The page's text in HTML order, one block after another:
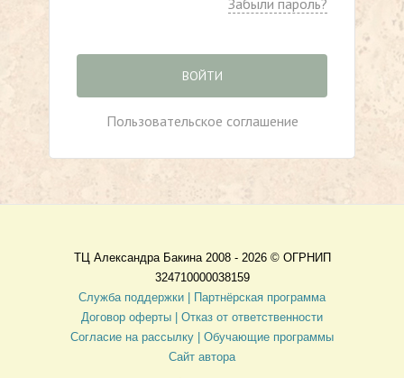
ВОЙТИ
Пользовательское соглашение
ТЦ Александра Бакина 2008 - 2026 © ОГРНИП
324710000038159
Служба поддержки |
Партнёрская программа
Договор оферты
| Отказ от ответственности
Согласие на рассылку | Обучающие программы
Сайт автора